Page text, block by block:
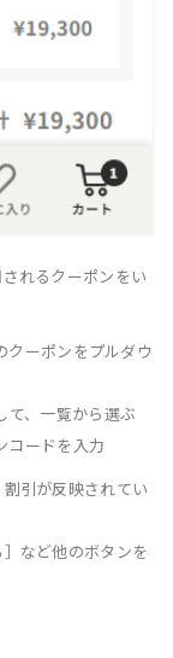
れるクーポンをい
クーポンをプルダウ
て、一覧から選ぶ
コードを入力
引が反映されてい
など他のボタンを